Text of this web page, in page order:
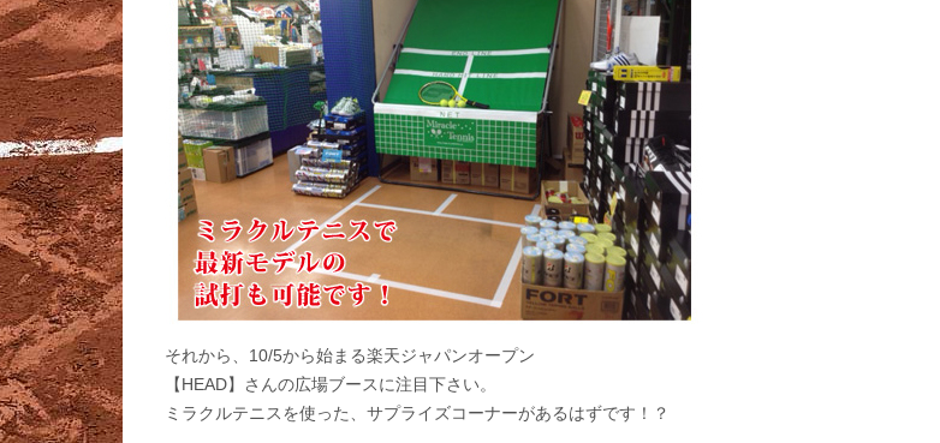
それから、10/5から始まる楽天ジャパンオープン
【HEAD】さんの広場ブースに注目下さい。
ミラクルテニスを使った、サプライズコーナーがあるはずです！？